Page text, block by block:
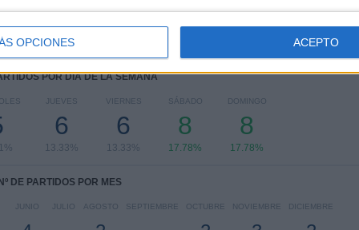
OPCIONES ACEPTO
CONCACAF U17
4 (8.89%)
Ver ranking completo
POR DÍA DE LA SEMANA
JUEVES
6
13.33%
VIERNES
6
13.33%
SÁBADO
8
17.78%
DOMINGO
8
17.78%
Nº DE PARTIDOS POR MES
JUNIO JULIO AGOSTO SEPTIEMBRE OCTUBRE NOVIEMBRE DICIEMBRE